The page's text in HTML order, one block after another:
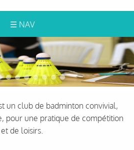
☰ NAV
un club de badminton convivial,
pour une pratique de compétition
et de loisirs.